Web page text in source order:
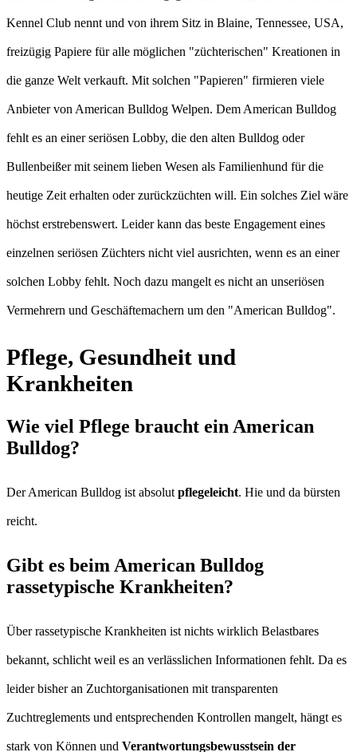
Kennel Club nennt und von ihrem Sitz in Blaine, Tennessee, USA,
freizügig Papiere für alle möglichen "züchterischen" Kreationen in
die ganze Welt verkauft. Mit solchen "Papieren" firmieren viele
Anbieter von American Bulldog Welpen. Dem American Bulldog
fehlt es an einer seriösen Lobby, die den alten Bulldog oder
Bullenbeißer mit seinem lieben Wesen als Familienhund für die
heutige Zeit erhalten oder zurückzüchten will. Ein solches Ziel wäre
höchst erstrebenswert. Leider kann das beste Engagement eines
einzelnen seriösen Züchters nicht viel ausrichten, wenn es an einer
solchen Lobby fehlt. Noch dazu mangelt es nicht an unseriösen
Vermehrern und Geschäftemachern um den "American Bulldog".
Pflege, Gesundheit und
Krankheiten
Wie viel Pflege braucht ein American
Bulldog?
Der American Bulldog ist absolut pflegeleicht. Hie und da bürsten
reicht.
Gibt es beim American Bulldog
rassetypische Krankheiten?
Über rassetypische Krankheiten ist nichts wirklich Belastbares
bekannt, schlicht weil es an verlässlichen Informationen fehlt. Da es
leider bisher an Zuchtorganisationen mit transparenten
Zuchtreglements und entsprechenden Kontrollen mangelt, hängt es
stark von Können und Verantwortungsbewusstsein der